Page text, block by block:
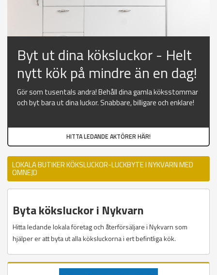
Byt ut dina köksluckor - Helt
nytt kök på mindre än en dag!
Gör som tusentals andra! Behåll dina gamla köksstommar
och byt bara ut dina luckor. Snabbare, billigare och enklare!
HITTA LEDANDE AKTÖRER HÄR!
LOKALA BUTIKER KÖKSLUCKOR-LUCKBYTE I NYKVARN MED
OMNEJD
Byta köksluckor i Nykvarn
Hitta ledande lokala företag och återförsäljare i Nykvarn som
hjälper er att byta ut alla köksluckorna i ert befintliga kök.